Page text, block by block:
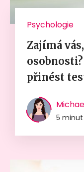
Psychologie
Zajímá
přinést
5